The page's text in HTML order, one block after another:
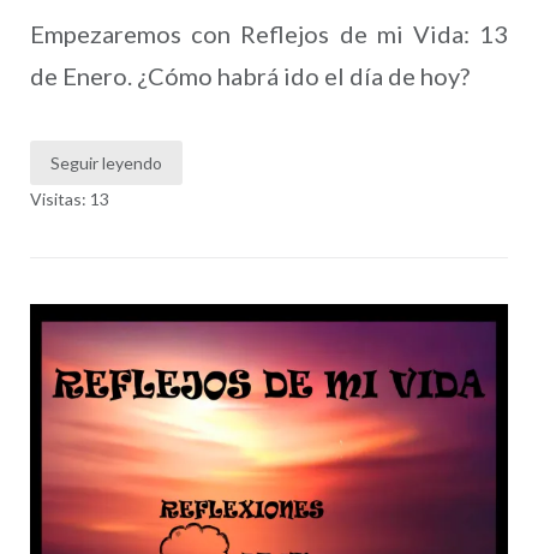
Empezaremos con Reflejos de mi Vida: 13
de Enero. ¿Cómo habrá ido el día de hoy?
Seguir leyendo
Visitas: 13